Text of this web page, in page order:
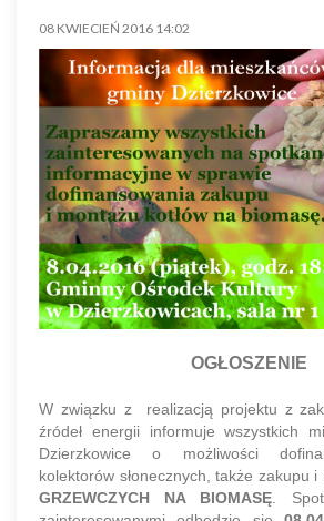
08 KWIECIEŃ 2016 14:02
OGŁOSZENIE
W związku z realizacją projektu z
źródeł energii informuje wszystkich
Dzierzkowice o możliwości
kolektorów słonecznych, także zakupu i
GRZEWCZYCH NA BIOMASĘ.